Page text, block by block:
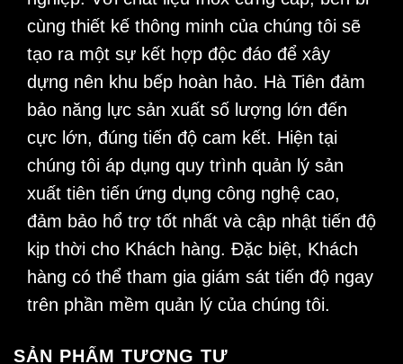
cùng thiết kế thông minh của chúng tôi sẽ
tạo ra một sự kết hợp độc đáo để xây
dựng nên khu bếp hoàn hảo. Hà Tiên đảm
bảo năng lực sản xuất số lượng lớn đến
cực lớn, đúng tiến độ cam kết. Hiện tại
chúng tôi áp dụng quy trình quản lý sản
xuất tiên tiến ứng dụng công nghệ cao,
đảm bảo hổ trợ tốt nhất và cập nhật tiến độ
kịp thời cho Khách hàng. Đặc biệt, Khách
hàng có thể tham gia giám sát tiến độ ngay
trên phần mềm quản lý của chúng tôi.
SẢN PHẨM TƯƠNG TỰ